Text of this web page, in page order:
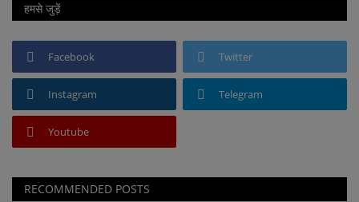
हमसे जुड़ें
Facebook Twitter
Instagram Telegram
Youtube
RECOMMENDED POSTS